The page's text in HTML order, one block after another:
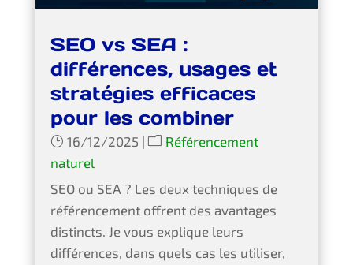
SEO vs SEA :
différences, usages et
stratégies efficaces
pour les combiner
16/12/2025 |
Référencement
naturel
SEO ou SEA ? Les deux techniques de
référencement offrent des avantages
distincts. Je vous explique leurs
différences, dans quels cas les utiliser,